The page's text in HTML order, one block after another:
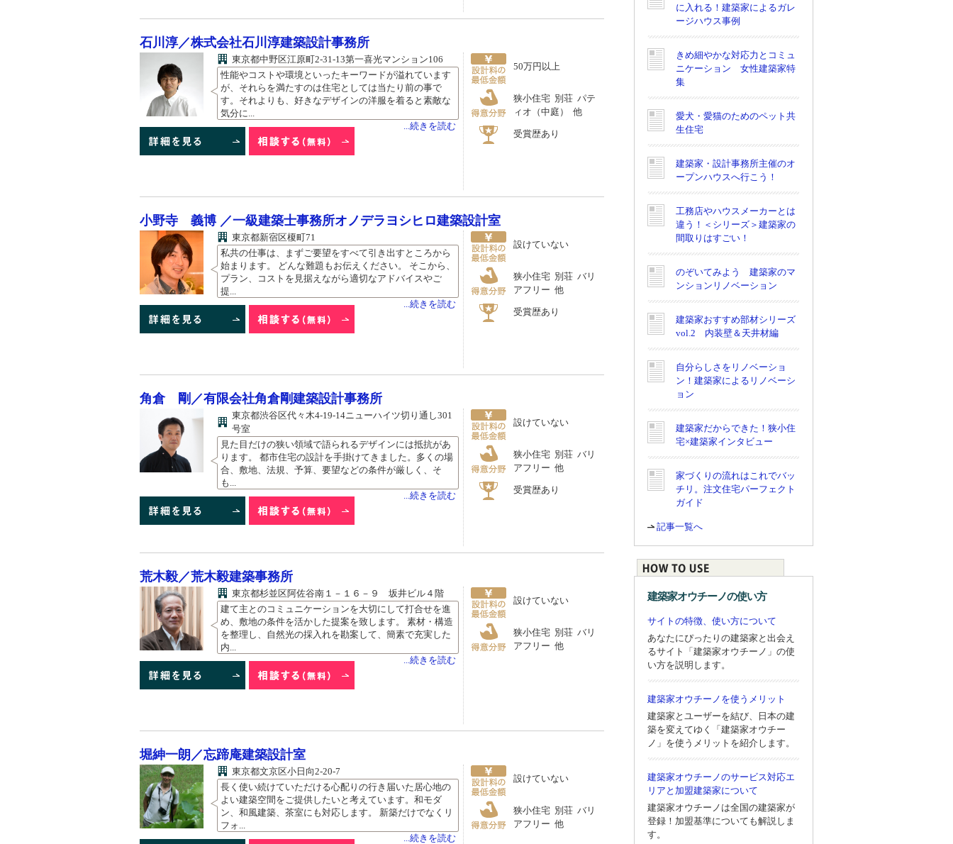
石川淳／株式会社石川淳建築設計事務所
東京都中野区江原町2-31-13第一喜光マンション106
性能やコストや環境といったキーワードが溢れています
が、それらを満たすのは住宅としては当たり前の事で
す。それよりも、好きなデザインの洋服を着ると素敵な
気分に...
...続きを読む
50万円以上
狭小住宅 別荘 パテ
ィオ（中庭） 他
受賞歴あり
小野寺 義博 ／一級建築士事務所オノデラヨシヒロ建築設計室
東京都新宿区榎町71
私共の仕事は、まずご要望をすべて引き出すところから
始まります。 どんな難題もお伝えください。 そこから、
プラン、コストを見据えながら適切なアドバイスやご
提...
...続きを読む
設けていない
狭小住宅 別荘 バリ
アフリー 他
受賞歴あり
角倉 剛／有限会社角倉剛建築設計事務所
東京都渋谷区代々木4-19-14ニューハイツ切り通し301
号室
見た目だけの狭い領域で語られるデザインには抵抗があ
ります。 都市住宅の設計を手掛けてきました。多くの場
合、敷地、法規、予算、要望などの条件が厳しく、そ
も...
...続きを読む
設けていない
狭小住宅 別荘 バリ
アフリー 他
受賞歴あり
荒木毅／荒木毅建築事務所
東京都杉並区阿佐谷南１－１６－９ 坂井ビル４階
建て主とのコミュニケーションを大切にして打合せを進
め、敷地の条件を活かした提案を致します。 素材・構造
を整理し、自然光の採入れを勘案して、簡素で充実した
内...
...続きを読む
設けていない
狭小住宅 別荘 バリ
アフリー 他
堀紳一朗／忘蹄庵建築設計室
東京都文京区小日向2-20-7
長く使い続けていただける心配りの行き届いた居心地の
よい建築空間をご提供したいと考えています。和モダ
ン、和風建築、茶室にも対応します。 新築だけでなくリ
フォ...
...続きを読む
設けていない
狭小住宅 別荘 バリ
アフリー 他
に入れる！建築家によるガレ
ージハウス事例
きめ細やかな対応力とコミュ
ニケーション 女性建築家特
集
愛犬・愛猫のためのペット共
生住宅
建築家・設計事務所主催のオ
ープンハウスへ行こう！
工務店やハウスメーカーとは
違う！＜シリーズ＞建築家の
間取りはすごい！
のぞいてみよう 建築家のマ
ンションリノベーション
建築家おすすめ部材シリーズ
vol.2 内装壁＆天井材編
自分らしさをリノベーショ
ン！建築家によるリノベーシ
ョン
建築家だからできた！狭小住
宅×建築家インタビュー
家づくりの流れはこれでバッ
チリ。注文住宅パーフェクト
ガイド
記事一覧へ
建築家オウチーノの使い方
サイトの特徴、使い方について
あなたにぴったりの建築家と出会え
るサイト「建築家オウチーノ」の使
い方を説明します。
建築家オウチーノを使うメリット
建築家とユーザーを結び、日本の建
築を変えてゆく「建築家オウチー
ノ」を使うメリットを紹介します。
建築家オウチーノのサービス対応エ
リアと加盟建築家について
建築家オウチーノは全国の建築家が
登録！加盟基準についても解説しま
す。